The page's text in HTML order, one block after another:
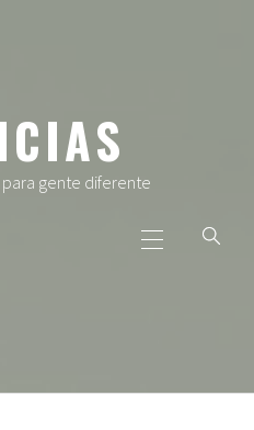
gente diferente
principal